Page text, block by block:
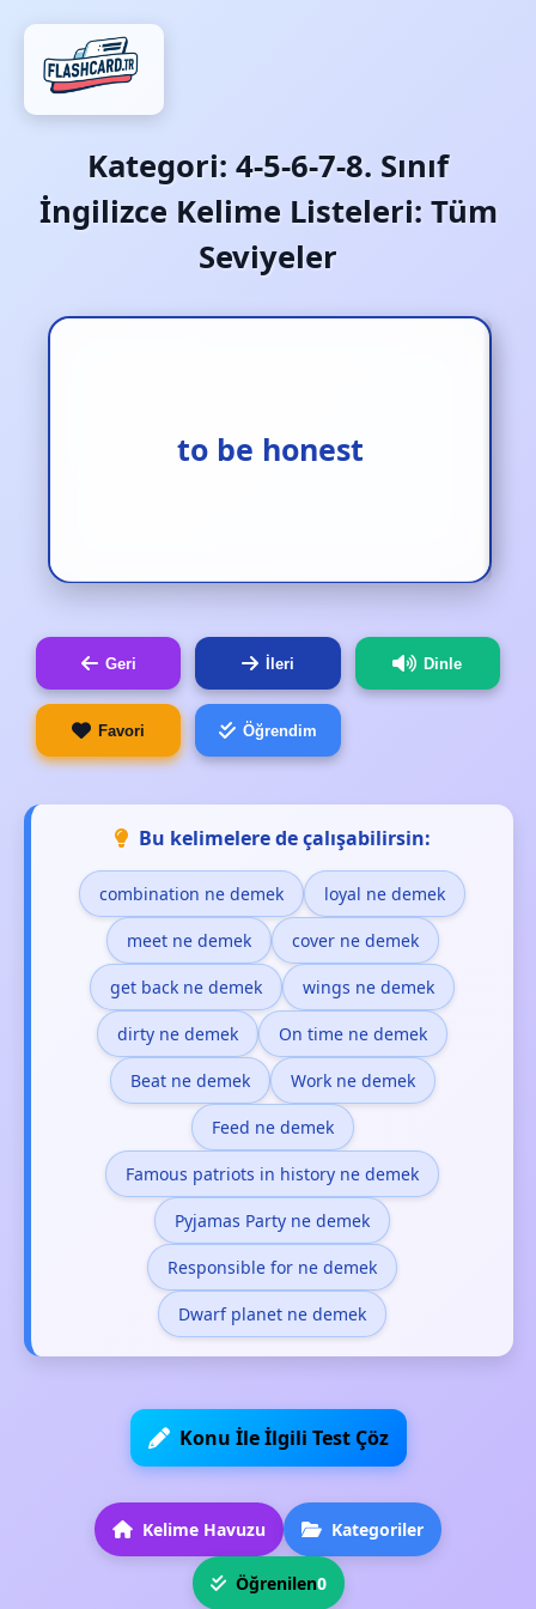
Kategori: 4-5-6-7-8. Sınıf
İngilizce Kelime Listeleri: Tüm
Seviyeler
to be honest
dürüst olmak gerekirse
Geri İleri Dinle
Favori Öğrendim
Bu kelimelere de çalışabilirsin:
combination ne demek loyal ne demek
meet ne demek cover ne demek
get back ne demek wings ne demek
dirty ne demek On time ne demek
Beat ne demek Work ne demek
Feed ne demek
Famous patriots in history ne demek
Pyjamas Party ne demek
Responsible for ne demek
Dwarf planet ne demek
Konu İle İlgili Test Çöz
Kelime Havuzu Kategoriler
Öğrenilen0